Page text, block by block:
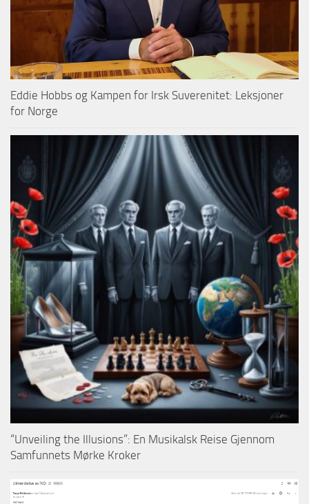
Eddie Hobbs og Kampen for Irsk Suverenitet: Leksjoner
for Norge
“Unveiling the Illusions”: En Musikalsk Reise Gjennom
Samfunnets Mørke Kroker